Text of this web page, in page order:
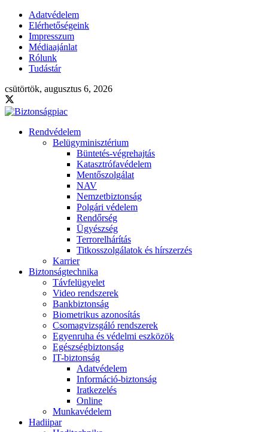
Adatvédelem
Elérhetőségeink
Impresszum
Médiaajánlat
Rólunk
Tudástár
csütörtök, augusztus 6, 2026
Rendvédelem
Belügyminisztérium
Büntetés-végrehajtás
Katasztrófavédelem
Mentőszolgálat
NAV
Nemzetbiztonság
Polgári védelem
Rendőrség
Ügyészség
Terrorelhárítás
Titkosszolgálatok és hírszerzés
Karrier
Biztonságtechnika
Távfelügyelet
Video rendszerek
Bankbiztonság
Biometrikus azonosítás
Csomagvizsgáló rendszerek
Egyenruha és védelmi eszközök
Egészségbiztonság
IT-biztonság
Adatvédelem
Információ-biztonság
Iratkezelés
Online
Munkavédelem
Hadiipar